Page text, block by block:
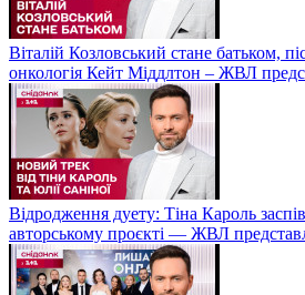
Віталій Козловський стане батьком,
онкологія Кейт Міддлтон – ЖВЛ
Відродження дуету: Тіна Кароль
авторському проєкті — ЖВЛ